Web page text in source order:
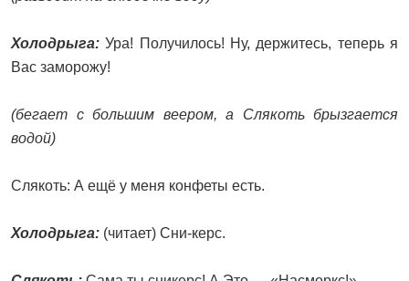
Холодрыга: Ура! Получилось! Ну, держитесь, теперь я
Вас заморожу!
(бегает с большим веером, а Слякоть брызгается
водой)
Слякоть: А ещё у меня конфеты есть.
Холодрыга: (читает) Сни-керс.